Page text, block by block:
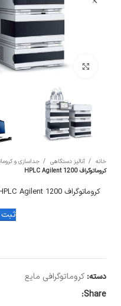
Click to enlarge
خانه آنالیز دستگاهی جداسازی و
کروماتوگراف HPLC Agilent 1200
کروماتوگراف HPLC Agilent 1200
ثبت
دسته: کروماتوگرافی مایع
Share: